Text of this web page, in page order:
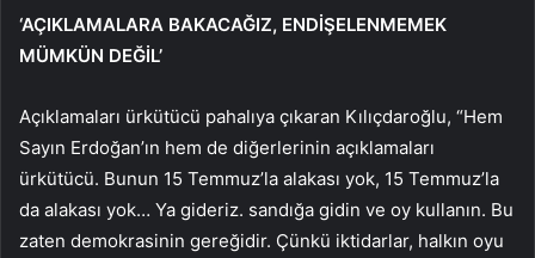
‘AÇIKLAMALARA BAKACAĞIZ, ENDİŞELENMEMEK
MÜMKÜN DEĞİL’
Açıklamaları ürkütücü pahalıya çıkaran Kılıçdaroğlu, “Hem
Sayın Erdoğan’ın hem de diğerlerinin açıklamaları
ürkütücü. Bunun 15 Temmuz’la alakası yok, 15 Temmuz’la
da alakası yok… Ya gideriz. sandığa gidin ve oy kullanın. Bu
zaten demokrasinin gereğidir. Çünkü iktidarlar, halkın oyu